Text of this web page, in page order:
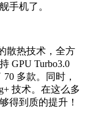
手机了。
散热技术，全方
GPU Turbo3.0
多款。同时，
技术。在这么多
得到质的提升！